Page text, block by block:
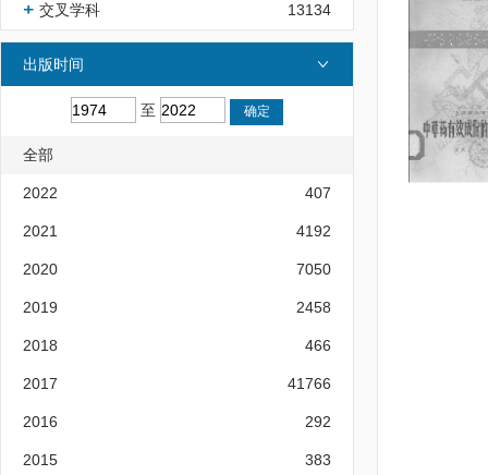
交叉学科 13134
出版时间
至
全部
2022 407
2021 4192
2020 7050
2019 2458
2018 466
2017 41766
2016 292
2015 383